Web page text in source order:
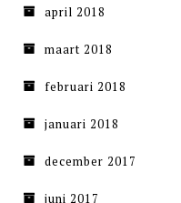
april 2018
maart 2018
februari 2018
januari 2018
december 2017
juni 2017